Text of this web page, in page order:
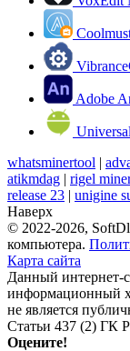
Adobe
whatsminertool |
atikmdag | rigel
release 23 | unigine
Наверх
© 2022-2026,
компьютера.
Карта сайта
Данный интернет-
информационный
не является
Статьи 437 (2) ГК
Оцените!